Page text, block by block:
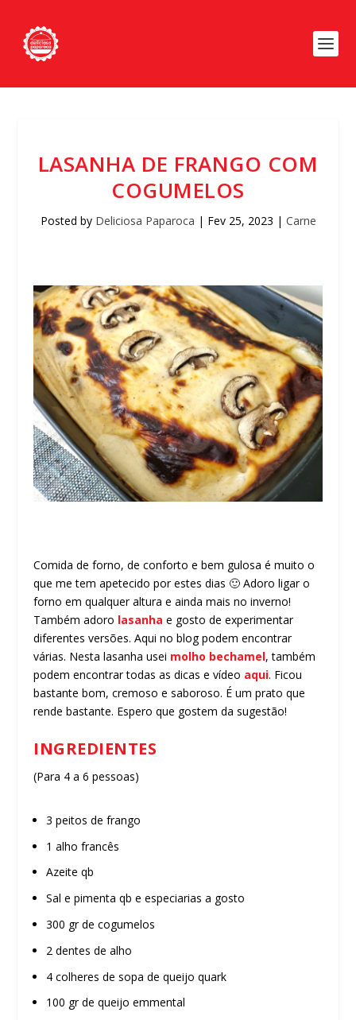
LASANHA DE FRANGO COM
COGUMELOS
Posted by Deliciosa Paparoca | Fev 25, 2023 | Carne
Comida de forno, de conforto e bem gulosa é muito o
que me tem apetecido por estes dias 🙂 Adoro ligar o
forno em qualquer altura e ainda mais no inverno!
Também adoro lasanha e gosto de experimentar
diferentes versões. Aqui no blog podem encontrar
várias. Nesta lasanha usei molho bechamel, também
podem encontrar todas as dicas e vídeo aqui. Ficou
bastante bom, cremoso e saboroso. É um prato que
rende bastante. Espero que gostem da sugestão!
INGREDIENTES
(Para 4 a 6 pessoas)
3 peitos de frango
1 alho francês
Azeite qb
Sal e pimenta qb e especiarias a gosto
300 gr de cogumelos
2 dentes de alho
4 colheres de sopa de queijo quark
100 gr de queijo emmental